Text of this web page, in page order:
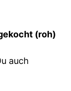
(roh)
auch